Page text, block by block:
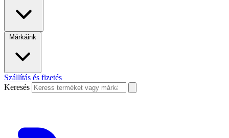
Márkáink
Szállítás és fizetés
Keresés